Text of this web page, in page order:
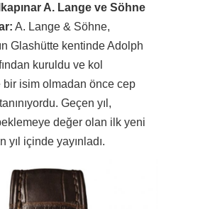
A. Lange ve Söhne
A. Lange & Söhne,
Glashütte kentinde Adolph
kuruldu ve kol
bir isim olmadan önce cep
Geçen yıl,
değer olan ilk yeni
yıl içinde yayınladı.